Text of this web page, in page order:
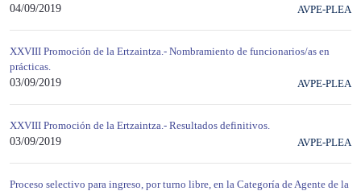
04/09/2019
AVPE-PLEA
XXVIII Promoción de la Ertzaintza.- Nombramiento de funcionarios/as en
prácticas.
03/09/2019
AVPE-PLEA
XXVIII Promoción de la Ertzaintza.- Resultados definitivos.
03/09/2019
AVPE-PLEA
Proceso selectivo para ingreso, por turno libre, en la Categoría de Agente de la